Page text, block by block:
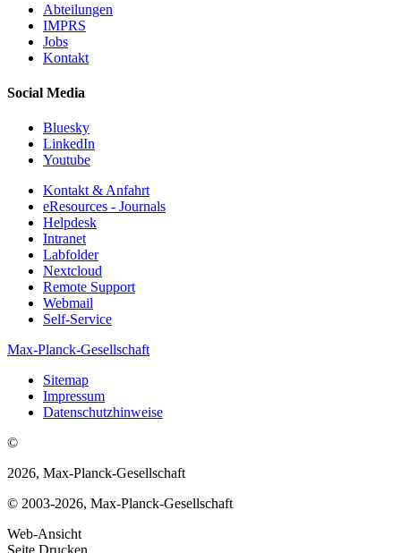
Abteilungen
IMPRS
Jobs
Kontakt
Social Media
Bluesky
LinkedIn
Youtube
Kontakt & Anfahrt
eResources - Journals
Helpdesk
Intranet
Labfolder
Nextcloud
Remote Support
Webmail
Self-Service
Max-Planck-Gesellschaft
Sitemap
Impressum
Datenschutzhinweise
©
2026, Max-Planck-Gesellschaft
© 2003-2026, Max-Planck-Gesellschaft
Web-Ansicht